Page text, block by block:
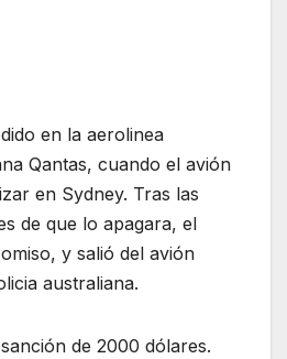
en la aerolinea
Qantas, cuando el avión
en Sydney. Tras las
de que lo apagara, el
y salió del avión
australiana.
de 2000 dólares.